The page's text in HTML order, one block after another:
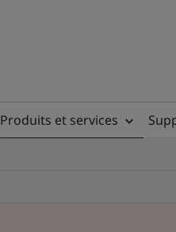
Produits et services